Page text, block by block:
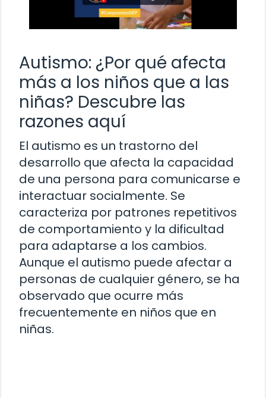
Autismo: ¿Por qué afecta
más a los niños que a las
niñas? Descubre las
razones aquí
El autismo es un trastorno del
desarrollo que afecta la capacidad
de una persona para comunicarse e
interactuar socialmente. Se
caracteriza por patrones repetitivos
de comportamiento y la dificultad
para adaptarse a los cambios.
Aunque el autismo puede afectar a
personas de cualquier género, se ha
observado que ocurre más
frecuentemente en niños que en
niñas.